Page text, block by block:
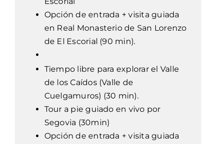
Opción de entrada + visita guiada
en Real Monasterio de San Lorenzo
de El Escorial (90 min).
Tiempo libre para explorar el Valle
de los Caídos (Valle de
Cuelgamuros) (30 min).
Tour a pie guiado en vivo por
Segovia (30min)
Opción de entrada + visita guiada